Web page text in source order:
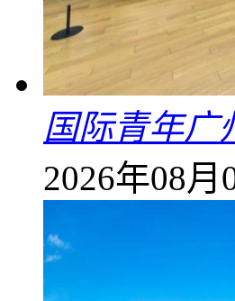
国际青年广
2026年08月